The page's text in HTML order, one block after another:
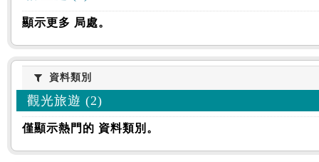
顯示更多 局處。
資料類別
資料類別
觀光旅遊 (2)
僅顯示熱門的 資料類別。